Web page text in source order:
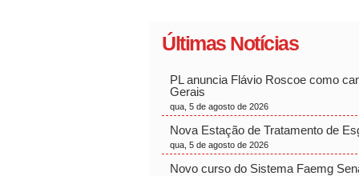
Últimas Notícias
PL anuncia Flávio Roscoe como
Gerais
qua, 5 de agosto de 2026
Nova Estação de Tratamento de
qua, 5 de agosto de 2026
Novo curso do Sistema Faemg